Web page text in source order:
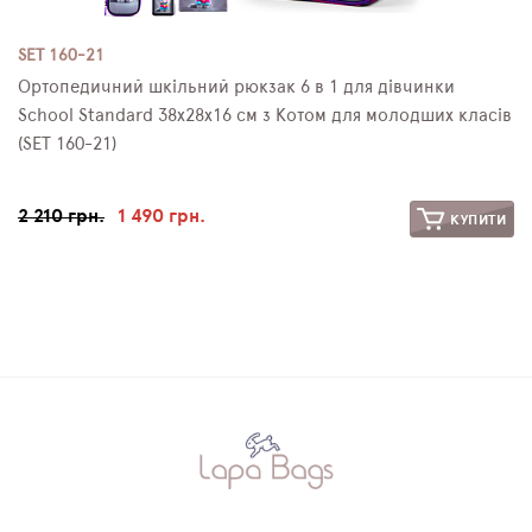
SET 160-21
Ортопедичний шкільний рюкзак 6 в 1 для дівчинки
School Standard 38х28х16 см з Котом для молодших класів
(SET 160-21)
2 210 грн. 1 490 грн. КУПИТИ